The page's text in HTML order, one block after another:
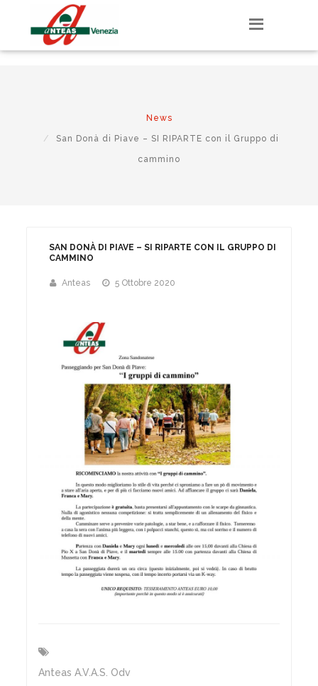
E-mail associati
News
San Donà di Piave – SI RIPARTE con il Gruppo di
cammino
SAN DONÀ DI PIAVE – SI RIPARTE CON IL GRUPPO DI
CAMMINO
Anteas 5 Ottobre 2020
Anteas A.v.a.s. Odv